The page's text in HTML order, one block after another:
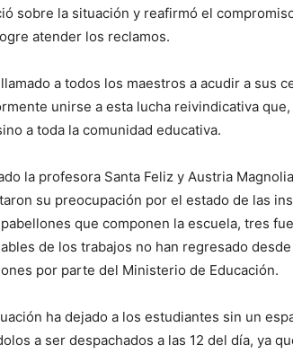
sobre la situación y reafirmó el
atender los reclamos.
a todos los maestros a acudir a sus
unirse a esta lucha reivindicativa
a toda la comunidad educativa.
la profesora Santa Feliz y Austria
su preocupación por el estado de las
que componen la escuela, tres
de los trabajos no han regresado
por parte del Ministerio de Educación.
ha dejado a los estudiantes sin un
a ser despachados a las 12 del día, ya